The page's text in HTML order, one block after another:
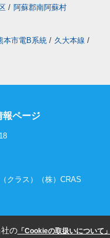
/ 阿蘇郡南阿蘇村
本市電B系統 / 久大本線 /
報ページ
クラス）（株）CRAS
の「Cookieの取扱いについて」